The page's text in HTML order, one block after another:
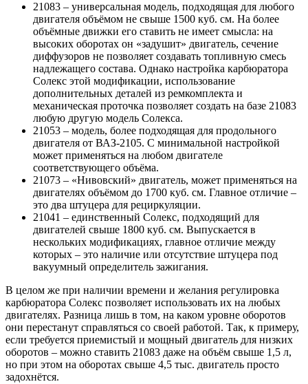
21083 – универсальная модель, подходящая для любого
двигателя объёмом не свыше 1500 куб. см. На более
объёмные движки его ставить не имеет смысла: на
высоких оборотах он «задушит» двигатель, сечение
диффузоров не позволяет создавать топливную смесь
надлежащего состава. Однако настройка карбюратора
Солекс этой модификации, использование
дополнительных деталей из ремкомплекта и
механическая проточка позволяет создать на базе 21083
любую другую модель Солекса.
21053 – модель, более подходящая для продольного
двигателя от ВАЗ-2105. С минимальной настройкой
может применяться на любом двигателе
соответствующего объёма.
21073 – «Нивовский» двигатель, может применяться на
двигателях объёмом до 1700 куб. см. Главное отличие –
это два штуцера для рециркуляции.
21041 – единственный Солекс, подходящий для
двигателей свыше 1800 куб. см. Выпускается в
нескольких модификациях, главное отличие между
которых – это наличие или отсутствие штуцера под
вакуумный определитель зажигания.
В целом же при наличии времени и желания регулировка
карбюратора Солекс позволяет использовать их на любых
двигателях. Разница лишь в том, на каком уровне оборотов
они перестанут справляться со своей работой. Так, к примеру,
если требуется приемистый и мощный двигатель для низких
оборотов – можно ставить 21083 даже на объём свыше 1,5 л,
но при этом на оборотах свыше 4,5 тыс. двигатель просто
задохнётся.